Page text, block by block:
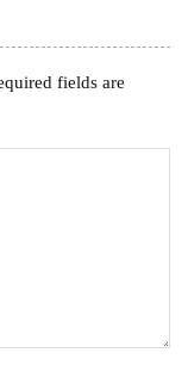
fields are